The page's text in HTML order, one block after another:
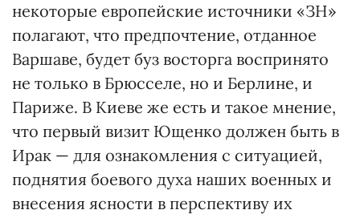
некоторые европейские источники «ЗН»
полагают, что предпочтение, отданное
Варшаве, будет буз восторга воспринято
не только в Брюсселе, но и Берлине, и
Париже. В Киеве же есть и такое мнение,
что первый визит Ющенко должен быть в
Ирак — для ознакомления с ситуацией,
поднятия боевого духа наших военных и
внесения ясности в перспективу их